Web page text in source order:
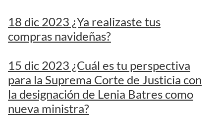
18 dic 2023 ¿Ya realizaste tus
compras navideñas?
15 dic 2023 ¿Cuál es tu perspectiva
para la Suprema Corte de Justicia con
la designación de Lenia Batres como
nueva ministra?